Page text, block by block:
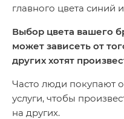
главного цвета синий
Выбор цвета вашего
может зависеть от
других хотят
Часто люди покупают
услуги, чтобы
на других.